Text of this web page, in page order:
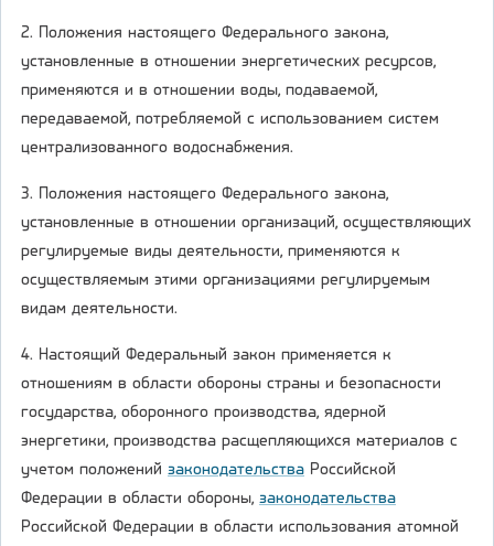
2. Положения настоящего Федерального закона,
установленные в отношении энергетических ресурсов,
применяются и в отношении воды, подаваемой,
передаваемой, потребляемой с использованием систем
централизованного водоснабжения.
3. Положения настоящего Федерального закона,
установленные в отношении организаций, осуществляющих
регулируемые виды деятельности, применяются к
осуществляемым этими организациями регулируемым
видам деятельности.
4. Настоящий Федеральный закон применяется к
отношениям в области обороны страны и безопасности
государства, оборонного производства, ядерной
энергетики, производства расщепляющихся материалов с
учетом положений законодательства Российской
Федерации в области обороны, законодательства
Российской Федерации в области использования атомной